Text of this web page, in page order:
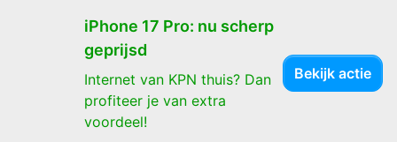
iPhone 17 Pro: nu scherp
geprijsd
Internet van KPN thuis? Dan
profiteer je van extra
voordeel!
Bekijk actie